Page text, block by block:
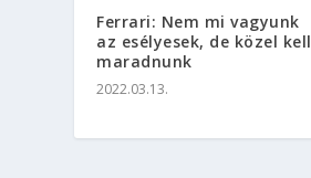
Ferrari: Nem mi vagyunk
az esélyesek, de közel kell
maradnunk
2022.03.13.